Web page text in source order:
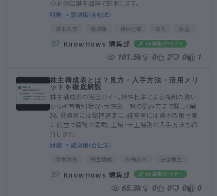
の必須知識を図解で説明します。
財務 > 議決権（会社法）
資本政策 議決権 持株比率 株式 株主
KnowHows 編集部
101.5k 0 2 0 1
株主構成表とは？見方・入手方法・活用メリ
ットを徹底解説
株主構成表の完全ガイド。持株比率による権利の違い
から所有者別状況・大株主一覧の読み方まで詳しく解
説。投資家には銘柄選定に、経営者には資本政策立案
に役立つ情報が満載。上場・未上場別の入手方法も紹
介します。
財務 > 議決権（会社法）
資本政策 株主構成 持株比率
安定株主
資本金
特別決議
大株主
特別支配株主 主要株主
単元株
KnowHows 編集部
65.3k 0 0 0 0